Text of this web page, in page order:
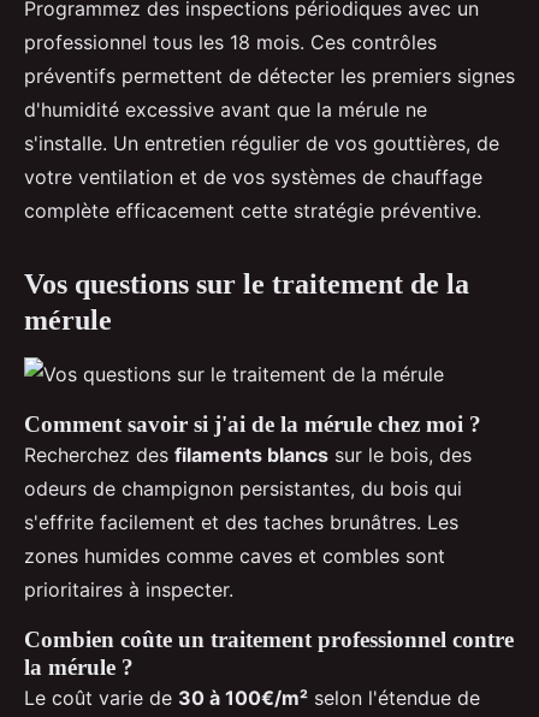
Programmez des inspections périodiques avec un
professionnel tous les 18 mois. Ces contrôles
préventifs permettent de détecter les premiers signes
d'humidité excessive avant que la mérule ne
s'installe. Un entretien régulier de vos gouttières, de
votre ventilation et de vos systèmes de chauffage
complète efficacement cette stratégie préventive.
Vos questions sur le traitement de la
mérule
Comment savoir si j'ai de la mérule chez moi ?
Recherchez des filaments blancs sur le bois, des
odeurs de champignon persistantes, du bois qui
s'effrite facilement et des taches brunâtres. Les
zones humides comme caves et combles sont
prioritaires à inspecter.
Combien coûte un traitement professionnel contre
la mérule ?
Le coût varie de 30 à 100€/m² selon l'étendue de